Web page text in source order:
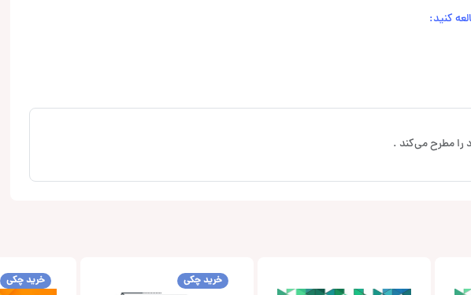
کنید:
را مطرح می‌کند .
خرید چکی خرید چکی